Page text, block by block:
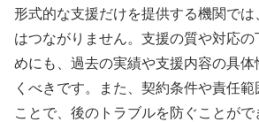
形式的な支援だけを提供する機関では
はつながりません。支援の質や対応
めにも、過去の実績や支援内容の具
くべきです。また、契約条件や責任範
ことで、後のトラブルを防ぐことがで